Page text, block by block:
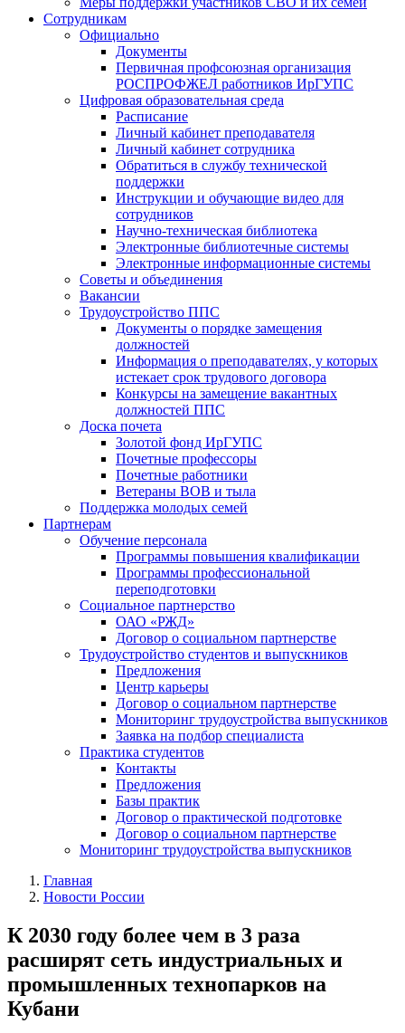
Сотрудникам
Официально
Документы
Первичная профсоюзная организация
РОСПРОФЖЕЛ работников ИрГУПС
Цифровая образовательная среда
Расписание
Личный кабинет преподавателя
Личный кабинет сотрудника
Обратиться в службу технической
поддержки
Инструкции и обучающие видео для
сотрудников
Научно-техническая библиотека
Электронные библиотечные системы
Электронные информационные системы
Советы и объединения
Вакансии
Трудоустройство ППС
Документы о порядке замещения
должностей
Информация о преподавателях, у которых
истекает срок трудового договора
Конкурсы на замещение вакантных
должностей ППС
Доска почета
Золотой фонд ИрГУПС
Почетные профессоры
Почетные работники
Ветераны ВОВ и тыла
Поддержка молодых семей
Партнерам
Обучение персонала
Программы повышения квалификации
Программы профессиональной
переподготовки
Социальное партнерство
ОАО «РЖД»
Договор о социальном партнерстве
Трудоустройство студентов и выпускников
Предложения
Центр карьеры
Договор о социальном партнерстве
Мониторинг трудоустройства выпускников
Заявка на подбор специалиста
Практика студентов
Контакты
Предложения
Базы практик
Договор о практической подготовке
Договор о социальном партнерстве
Мониторинг трудоустройства выпускников
Главная
Новости России
К 2030 году более чем в 3 раза
расширят сеть индустриальных и
промышленных технопарков на
Кубани